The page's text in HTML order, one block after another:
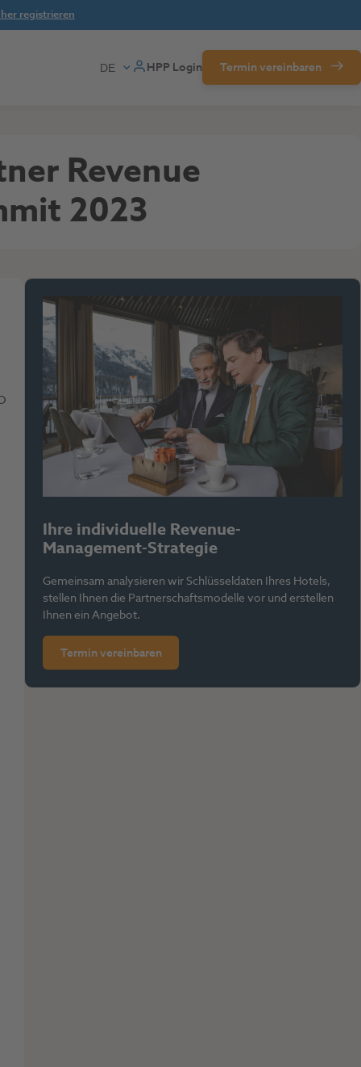
registrieren
HPP Login Termin vereinbaren
Revenue
2023
Ihre individuelle Revenue-
Management-Strategie
Gemeinsam analysieren wir Schlüsseldaten Ihres Hotels,
stellen Ihnen die Partnerschaftsmodelle vor und erstellen
Ihnen ein Angebot.
Termin vereinbaren